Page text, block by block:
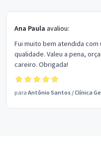
Ana Paula avaliou:
Fui muito bem atendida com
qualidade. Valeu a pena,
careiro. Obrigada!
para Antônio Santos /Clínica